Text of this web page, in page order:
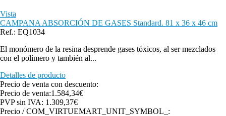
Vista
CAMPANA ABSORCIÓN DE GASES Standard. 81 x 36 x 46 cm
Ref.: EQ1034
El monómero de la resina desprende gases tóxicos, al ser mezclados
con el polímero y también al...
Detalles de producto
Precio de venta con descuento:
Precio de venta:1.584,34€
PVP sin IVA: 1.309,37€
Precio / COM_VIRTUEMART_UNIT_SYMBOL_: